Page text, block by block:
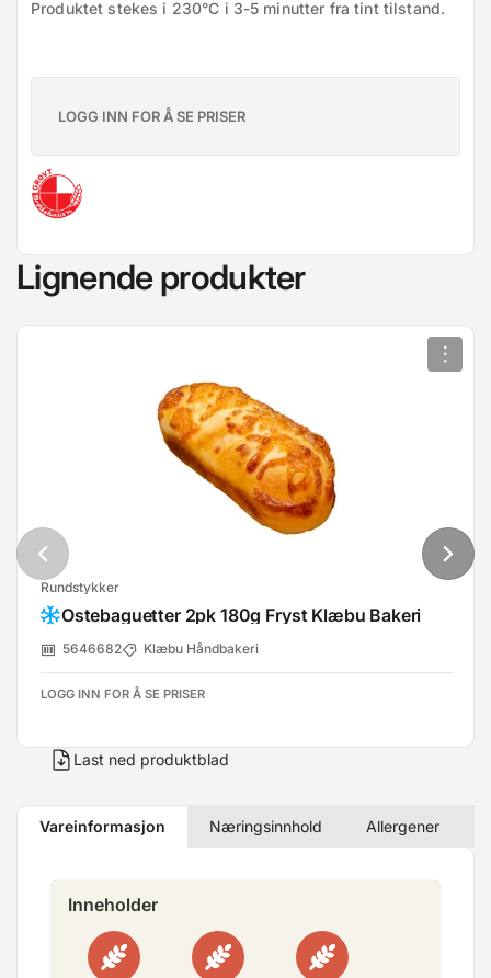
Produktet stekes i 230°C i 3-5 minutter fra tint tilstand.
LOGG INN FOR Å SE PRISER
Lignende produkter
Rundstykker
Ostebaguetter 2pk 180g Fryst Klæbu Bakeri
5646682 Klæbu Håndbakeri
LOGG INN FOR Å SE PRISER
Last ned produktblad
Vareinformasjon Næringsinnhold Allergener
Inneholder